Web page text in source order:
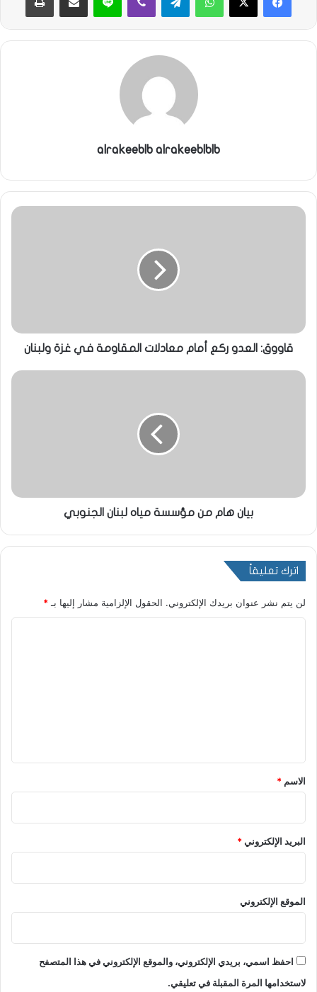
alrakeeblb alrakeeblblb
قاووق: العدو ركع أمام معادلات المقاومة في غزة ولبنان
بيان هام من مؤسسة مياه لبنان الجنوبي
اترك تعليقاً
لن يتم نشر عنوان بريدك الإلكتروني. الحقول الإلزامية مشار إليها بـ*
*
الاسم *
البريد الإلكتروني*
الموقع الإلكتروني
احفظ اسمي، بريدي الإلكتروني، والموقع الإلكتروني في هذا المتصفح
لاستخدامها المرة المقبلة في تعليقي.